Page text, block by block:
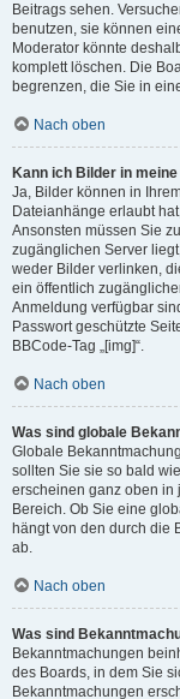
Beitrags sehen.
benutzen, sie können
Moderator könnte
komplett löschen. Die
begrenzen, die Sie in
Nach oben
Kann ich Bilder in
Ja, Bilder können in
Dateianhänge erlaubt
Ansonsten müssen Sie
zugänglichen Server
weder Bilder verlinken,
ein öffentlich
Anmeldung verfügbar
Passwort geschützte
BBCode-Tag „[img]“.
Nach oben
Was sind globale
Globale
sollten Sie sie so bald
erscheinen ganz oben in
Bereich. Ob Sie eine
hängt von den durch die
ab.
Nach oben
Was sind
Bekanntmachungen
des Boards, in dem Sie
Bekanntmachungen